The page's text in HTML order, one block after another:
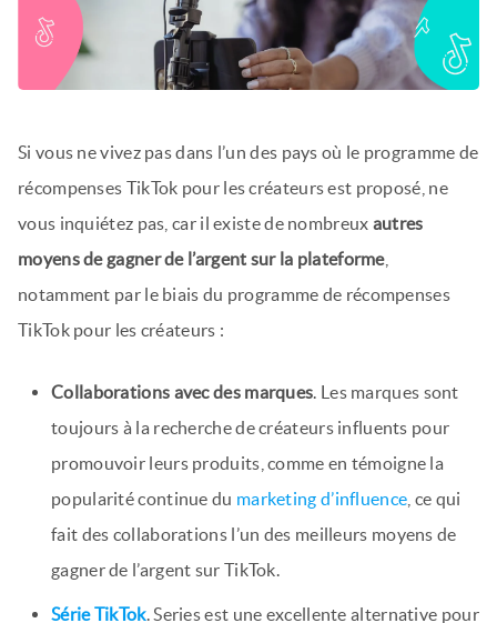
Si vous ne vivez pas dans l’un des pays où le programme de
récompenses TikTok pour les créateurs est proposé, ne
vous inquiétez pas, car il existe de nombreux autres
moyens de gagner de l’argent sur la plateforme,
notamment par le biais du programme de récompenses
TikTok pour les créateurs :
Collaborations avec des marques. Les marques sont
toujours à la recherche de créateurs influents pour
promouvoir leurs produits, comme en témoigne la
popularité continue du marketing d’influence , ce qui
fait des collaborations l’un des meilleurs moyens de
gagner de l’argent sur TikTok.
Série TikTok. Series est une excellente alternative pour